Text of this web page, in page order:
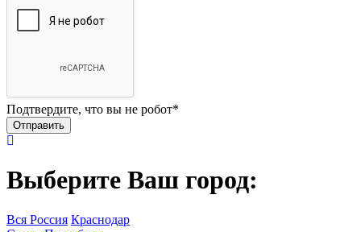
Подтвердите, что вы не робот*
Выберите Ваш город:
Вся Россия Краснодар